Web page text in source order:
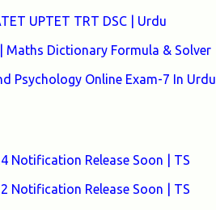
UPTET TRT DSC | Urdu
Dictionary Formula & Solver
Psychology Online Exam-7 In Urdu
Notification Release Soon | TS
Notification Release Soon | TS